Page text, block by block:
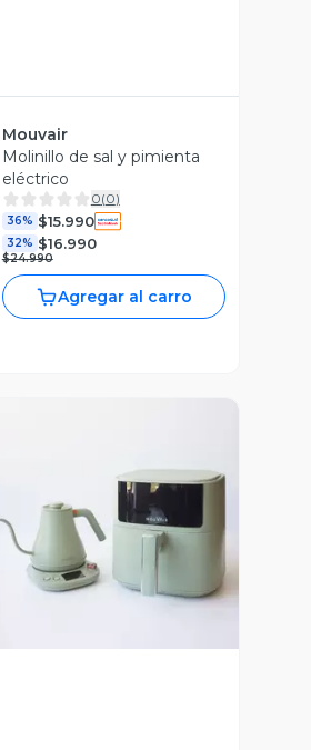
Mouvair
Molinillo de sal y pimienta
eléctrico
0(0)
36% $15.990
32% $16.990
$24.990
Agregar al carro
Vista Previa